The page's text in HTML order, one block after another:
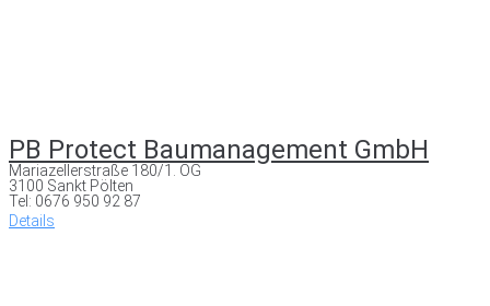
PB Protect Baumanagement GmbH
Mariazellerstraße 180/1. OG
3100 Sankt Pölten
Tel: 0676 950 92 87
Details